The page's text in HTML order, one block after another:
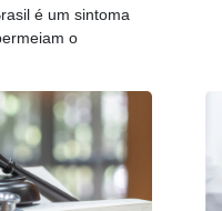
é um sintoma
o